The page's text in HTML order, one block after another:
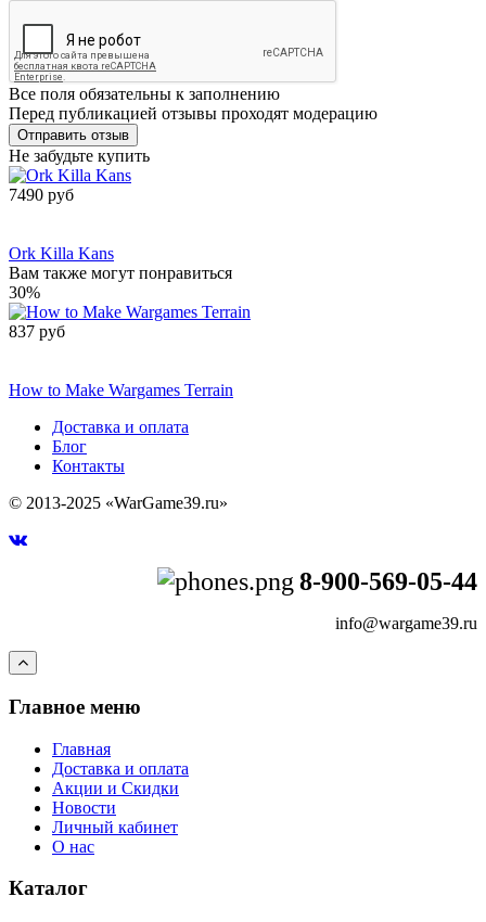
Все поля обязательны к заполнению
Перед публикацией отзывы проходят модерацию
Не забудьте купить
7490 руб
Ork Killa Kans
Вам также могут понравиться
30%
837 руб
How to Make Wargames Terrain
Доставка и оплата
Блог
Контакты
© 2013-2025 «WarGame39.ru»
8-900-569-05-44
info@wargame39.ru
Главное меню
Главная
Доставка и оплата
Акции и Скидки
Новости
Личный кабинет
О нас
Каталог